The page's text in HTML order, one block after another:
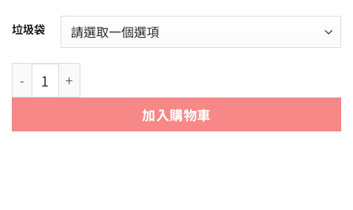
垃圾袋
【好家在】好家在清潔袋3入 垃圾袋 (大 / 中 / 小) (台灣製) 數
加入購物車